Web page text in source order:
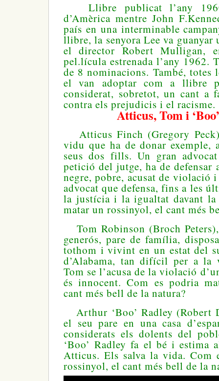
Llibre publicat l’any
d’Amèrica mentre John
país en una interminable
llibre, la senyora Lee va guanyar
el director Robert Mulligan,
pel.lícula estrenada l’any 1962.
de 8 nominacions. També, totes
el van adoptar com a llibre
considerat, sobretot, un cant a
contra els prejudicis i el racisme.
Atticus, Tom i
Atticus Finch (Gregory
vidu que ha de donar exemple,
seus dos fills. Un gran
petició del jutge, ha de defensar
negre, pobre, acusat de violació
advocat que defensa, fins a les
la justícia i la igualtat davant
matar un rossinyol, el cant més
Tom Robinson (Broch
generós, pare de família,
tothom i vivint en un estat del
d’Alabama, tan difícil per a la
Tom se l’acusa de la violació
és innocent. Com es podria
cant més bell de la natura?
Arthur ‘Boo’ Radley (Robert
el seu pare en una casa
considerats els dolents del
‘Boo’ Radley fa el bé i estima
Atticus. Els salva la vida.
rossinyol, el cant més bell de la